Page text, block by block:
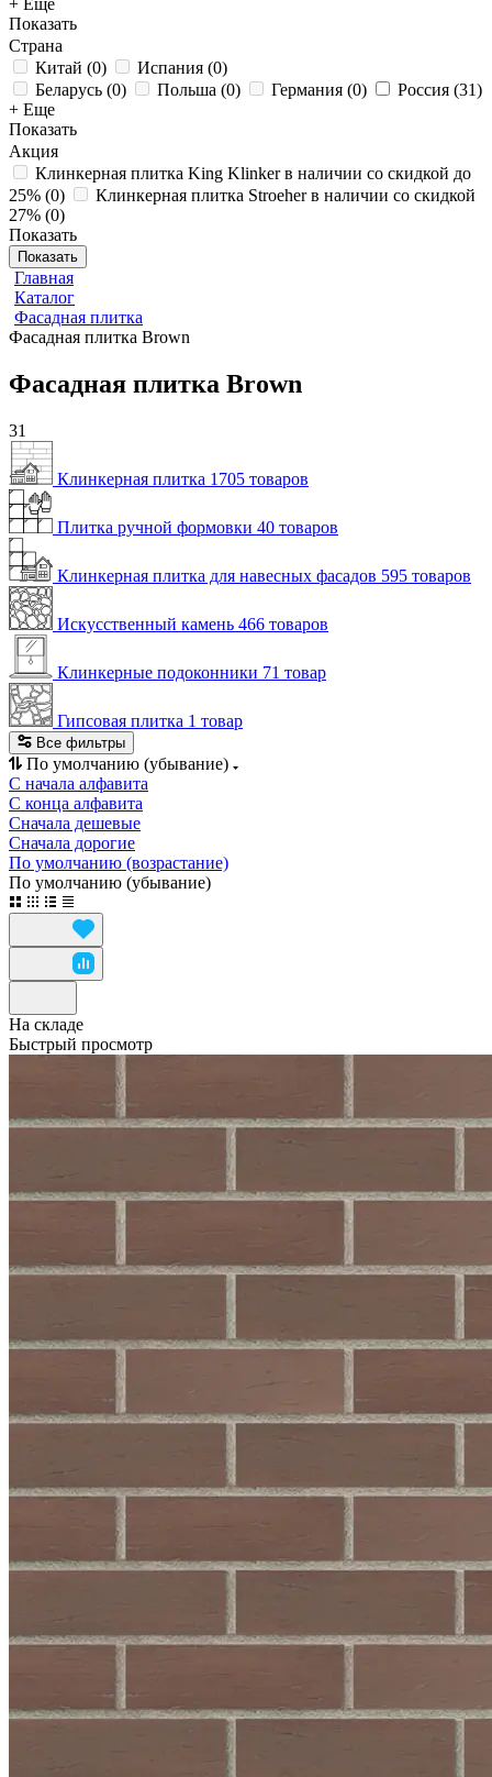
+ Еще
Показать
Страна
Китай (0) Испания (0)
Беларусь (0) Польша (0) Германия (0) Россия (31)
+ Еще
Показать
Акция
Клинкерная плитка King Klinker в наличии со скидкой до
25% (0)
Клинкерная плитка Stroeher в наличии со скидкой
27% (0)
Показать
Показать
Главная
Каталог
Фасадная плитка
Фасадная плитка Brown
Фасадная плитка Brown
31
Клинкерная плитка 1705 товаров
Плитка ручной формовки 40 товаров
Клинкерная плитка для навесных фасадов 595 товаров
Искусственный камень 466 товаров
Клинкерные подоконники 71 товар
Гипсовая плитка 1 товар
Все фильтры
По умолчанию (убывание)
С начала алфавита
С конца алфавита
Сначала дешевые
Сначала дорогие
По умолчанию (возрастание)
По умолчанию (убывание)
На складе
Быстрый просмотр